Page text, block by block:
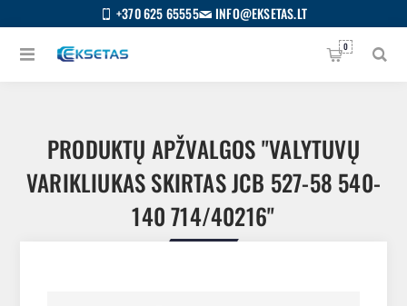
+370 625 65555 INFO@EKSETAS.LT
0
PRODUKTŲ APŽVALGOS VALYTUVŲ
VARIKLIUKAS SKIRTAS JCB 527-58 540-
140 714/40216